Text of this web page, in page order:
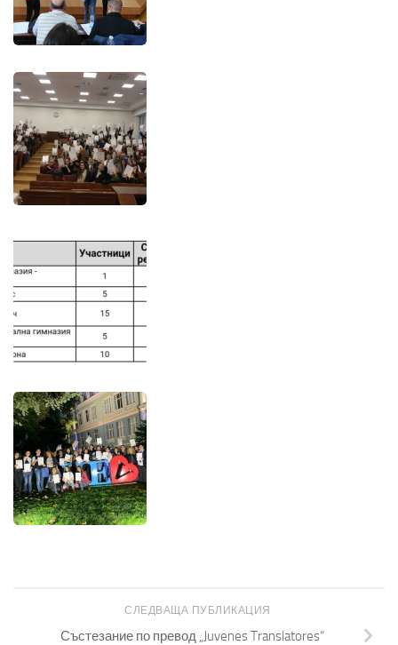
СЛЕДВАЩА ПУБЛИКАЦИЯ
Състезание по превод „Juvenes Translatores“